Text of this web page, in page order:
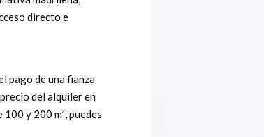
directo e
pago de una fianza
del alquiler en
y 200 m², puedes